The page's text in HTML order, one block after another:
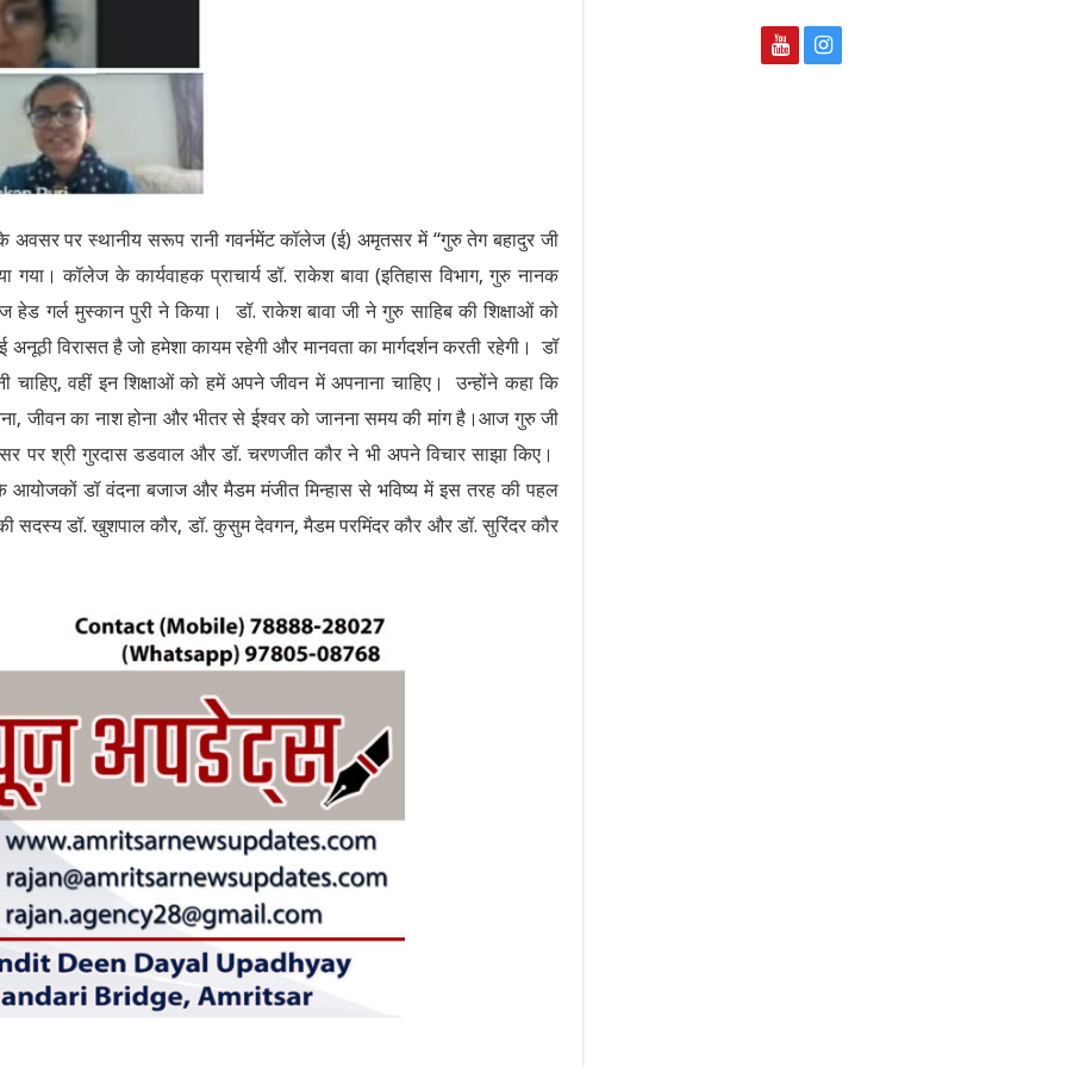
अवसर पर स्थानीय सरूप रानी गवर्नमेंट कॉलेज (ई) अमृतसर में “गुरु तेग बहादुर जी
कॉलेज के कार्यवाहक प्राचार्य डॉ. राकेश बावा (इतिहास विभाग, गुरु नानक
गर्ल मुस्कान पुरी ने किया। डॉ. राकेश बावा जी ने गुरु साहिब की शिक्षाओं को
अनूठी विरासत है जो हमेशा कायम रहेगी और मानवता का मार्गदर्शन करती रहेगी। डॉ
वहीं इन शिक्षाओं को हमें अपने जीवन में अपनाना चाहिए। उन्होंने कहा कि
जीवन का नाश होना और भीतर से ईश्वर को जानना समय की मांग है।आज गुरु जी
पर श्री गुरदास डडवाल और डॉ. चरणजीत कौर ने भी अपने विचार साझा किए।
आयोजकों डॉ वंदना बजाज और मैडम मंजीत मिन्हास से भविष्य में इस तरह की पहल
डॉ. खुशपाल कौर, डॉ. कुसुम देवगन, मैडम परमिंदर कौर और डॉ. सुरिंदर कौर